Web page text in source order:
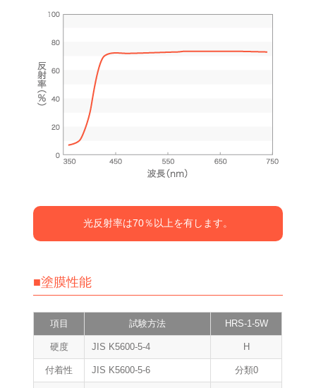
光反射率は70％以上を有します。
■塗膜性能
項目 試験方法 HRS-1-5W
硬度 JIS K5600-5-4 H
付着性 JIS K5600-5-6 分類0